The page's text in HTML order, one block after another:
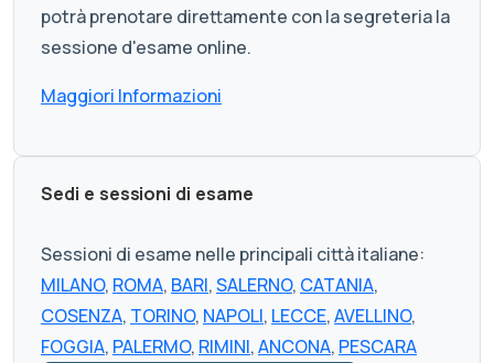
potrà prenotare direttamente con la segreteria la
sessione d'esame online.
Maggiori Informazioni
Sedi e sessioni di esame
Sessioni di esame nelle principali città italiane:
MILANO, ROMA, BARI,SALERNO, CATANIA,
COSENZA, TORINO, NAPOLI, LECCE,AVELLINO,
FOGGIA, PALERMO, RIMINI,ANCONA, PESCARA